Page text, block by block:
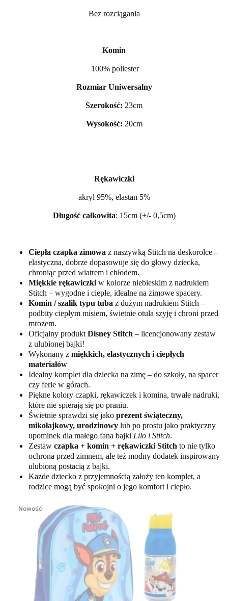
Bez rozciągania
Komin
100% poliester
Rozmiar Uniwersalny
Szerokość: 23cm
Wysokość: 20cm
Rękawiczki
akryl 95%, elastan 5%
Długość całkowita: 15cm (+/- 0,5cm)
Ciepła czapka zimowa z naszywką Stitch na deskorolce –
elastyczna, dobrze dopasowuje się do głowy dziecka,
chroniąc przed wiatrem i chłodem.
Miękkie rękawiczki w kolorze niebieskim z nadrukiem
Stitch – wygodne i ciepłe, idealne na zimowe spacery.
Komin / szalik typu tuba z dużym nadrukiem Stitch –
podbity ciepłym misiem, świetnie otula szyję i chroni przed
mrozem.
Oficjalny produkt Disney Stitch – licencjonowany zestaw
z ulubionej bajki!
Wykonany z miękkich, elastycznych i ciepłych
materiałów
Idealny komplet dla dziecka na zimę – do szkoły, na spacer
czy ferie w górach.
Piękne kolory czapki, rękawiczek i komina, trwałe nadruki,
które nie spierają się po praniu.
Świetnie sprawdzi się jako prezent świąteczny,
mikołajkowy, urodzinowy lub po prostu jako praktyczny
upominek dla małego fana bajki Lilo i Stitch.
Zestaw czapka + komin + rękawiczki Stitch to nie tylko
ochrona przed zimnem, ale też modny dodatek inspirowany
ulubioną postacią z bajki.
Każde dziecko z przyjemnością założy ten komplet, a
rodzice mogą być spokojni o jego komfort i ciepło.
Nowość